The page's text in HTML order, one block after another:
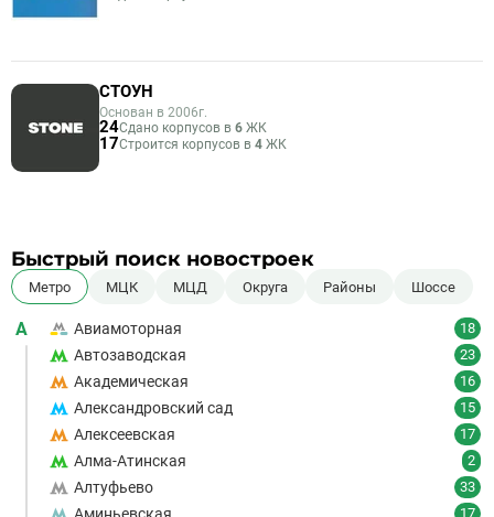
СТОУН
Основан в 2006г.
24Сдано корпусов в 6 ЖК
17Строится корпусов в 4 ЖК
Быстрый поиск новостроек
Метро МЦК МЦД Округа Районы Шоссе
А Авиамоторная 18
Автозаводская 23
Академическая 16
Александровский сад 15
Алексеевская 17
Алма-Атинская 2
Алтуфьево 33
17